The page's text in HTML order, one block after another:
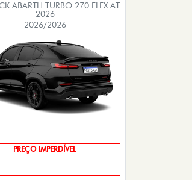
ABARTH TURBO 270 FLEX AT
2026
2026/2026
TAXA ZERO